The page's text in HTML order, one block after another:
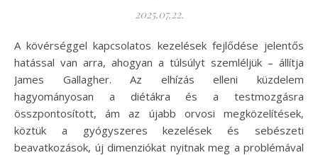
2025.07.22.
A kövérséggel kapcsolatos kezelések fejlődése jelentős
hatással van arra, ahogyan a túlsúlyt szemléljük – állítja
James Gallagher. Az elhízás elleni küzdelem
hagyományosan a diétákra és a testmozgásra
összpontosított, ám az újabb orvosi megközelítések,
köztük a gyógyszeres kezelések és sebészeti
beavatkozások, új dimenziókat nyitnak meg a problémával